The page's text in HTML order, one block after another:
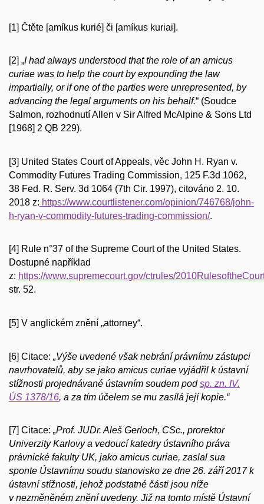
[1] Čtěte [amíkus kurié] či [amíkus kuriai].
[2] „I had always understood that the role of an amicus
curiae was to help the court by expounding the law
impartially, or if one of the parties were unrepresented, by
advancing the legal arguments on his behalf.“ (Soudce
Salmon, rozhodnutí Allen v Sir Alfred McAlpine & Sons Ltd
[1968] 2 QB 229).
[3] United States Court of Appeals, věc John H. Ryan v.
Commodity Futures Trading Commission, 125 F.3d 1062,
38 Fed. R. Serv. 3d 1064 (7th Cir. 1997), citováno 2. 10.
2018 z: https://www.courtlistener.com/opinion/746768/john-
h-ryan-v-commodity-futures-trading-commission/.
[4] Rule n°37 of the Supreme Court of the United States.
Dostupné například
z: https://www.supremecourt.gov/ctrules/
str. 52.
[5] V anglickém znění „attorney“.
[6] Citace: „Výše uvedené však nebrání právnímu zástupci
navrhovatelů, aby se jako amicus curiae vyjádřil k ústavní
stížnosti projednávané ústavním soudem podsp. zn. IV.
ÚS 1378/16, a za tím účelem se mu zasílá její kopie.“
[7] Citace: „Prof. JUDr. Aleš Gerloch, CSc., prorektor
Univerzity Karlovy a vedoucí katedry ústavního práva
právnické fakulty UK, jako amicus curiae, zaslal sua
sponte Ústavnímu soudu stanovisko ze dne 26. září 2017 k
ústavní stížnosti, jehož podstatné části jsou níže
v nezměněném znění uvedeny. Již na tomto místě Ústavní